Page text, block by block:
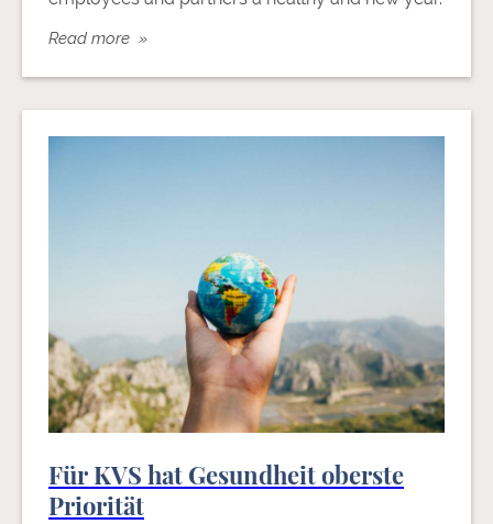
Read more »
Für KVS hat Gesundheit oberste
Priorität